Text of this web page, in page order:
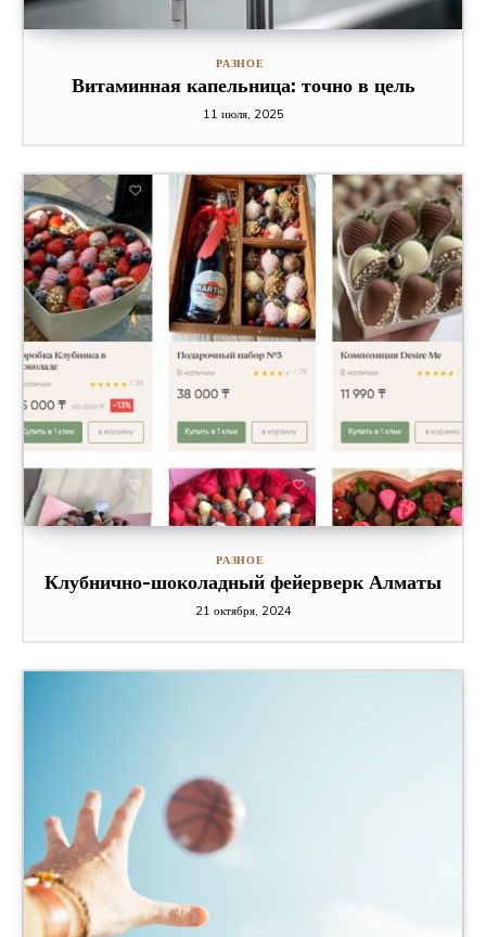
РАЗНОЕ
Витаминная капельница: точно в цель
11 июля, 2025
РАЗНОЕ
Клубнично-шоколадный фейерверк Алматы
21 октября, 2024